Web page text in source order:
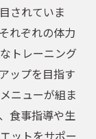
る理想の体
されていま
れぞれの体力
トレーニング
ップを目指す
ニューが組ま
食事指導や生
ットをサポー